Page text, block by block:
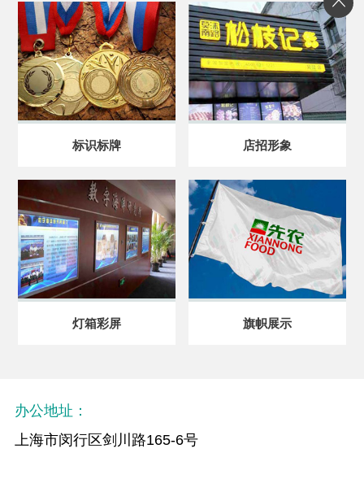
标识标牌 店招形象
灯箱彩屏 旗帜展示
办公地址：
上海市闵行区剑川路165-6号